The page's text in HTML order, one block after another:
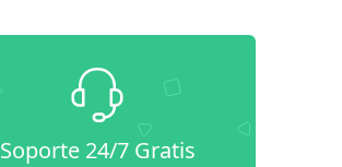
Soporte 24/7 Gratis